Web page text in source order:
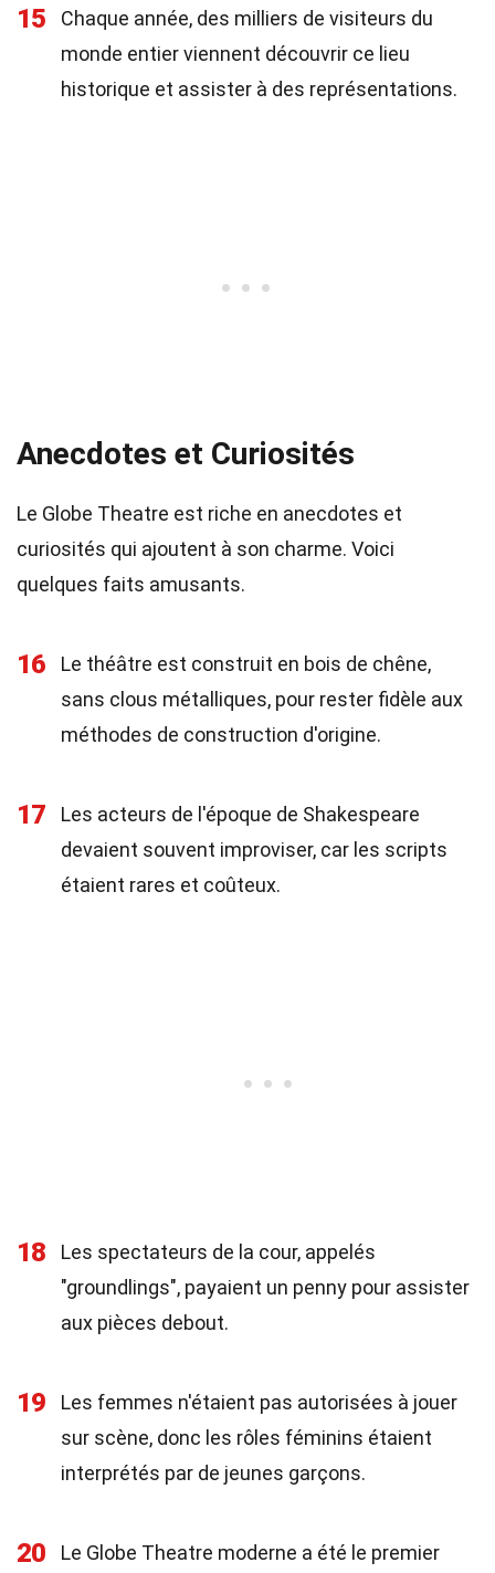
15
Chaque année, des milliers de visiteurs du
monde entier viennent découvrir ce lieu
historique et assister à des représentations.
Anecdotes et Curiosités
Le Globe Theatre est riche en anecdotes et
curiosités qui ajoutent à son charme. Voici
quelques faits amusants.
16
Le théâtre est construit en bois de chêne,
sans clous métalliques, pour rester fidèle aux
méthodes de construction d'origine.
17
Les acteurs de l'époque de Shakespeare
devaient souvent improviser, car les scripts
étaient rares et coûteux.
18
Les spectateurs de la cour, appelés
"groundlings", payaient un penny pour assister
aux pièces debout.
19
Les femmes n'étaient pas autorisées à jouer
sur scène, donc les rôles féminins étaient
interprétés par de jeunes garçons.
20 Le Globe Theatre moderne a été le premier